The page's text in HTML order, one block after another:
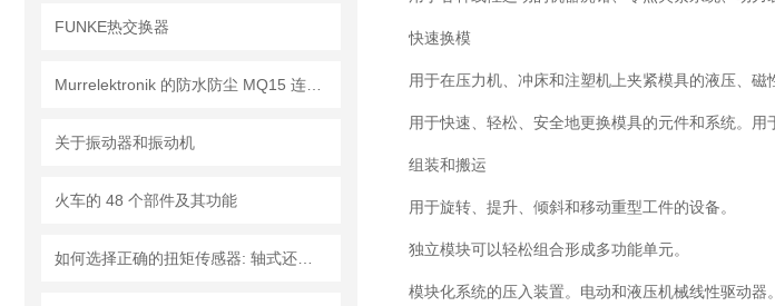
FUNKE热交换器
关于振动器和振动机
火车的 48 个部件及其功能
快速换模
用于在压力机、冲床和注塑机上夹紧模具的液压、磁
用于快速、轻松、安全地更换模具的元件和系统。用
组装和搬运
用于旋转、提升、倾斜和移动重型工件的设备。
独立模块可以轻松组合形成多功能单元。
模块化系统的压入装置。电动和液压机械线性驱动器。